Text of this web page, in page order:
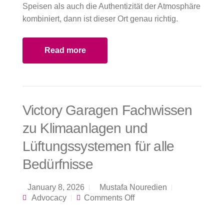
Speisen als auch die Authentizität der Atmosphäre
kombiniert, dann ist dieser Ort genau richtig.
Read more
Victory Garagen Fachwissen
zu Klimaanlagen und
Lüftungssystemen für alle
Bedürfnisse
January 8, 2026
Mustafa Nouredien
Advocacy
Comments Offon Victory Garagen